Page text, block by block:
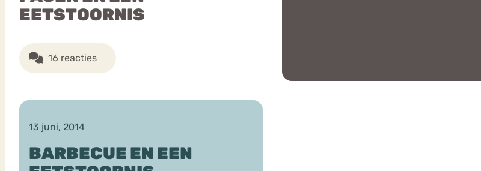
EETSTOORNIS
16 reacties
13 juni, 2014
BARBECUE EN EEN